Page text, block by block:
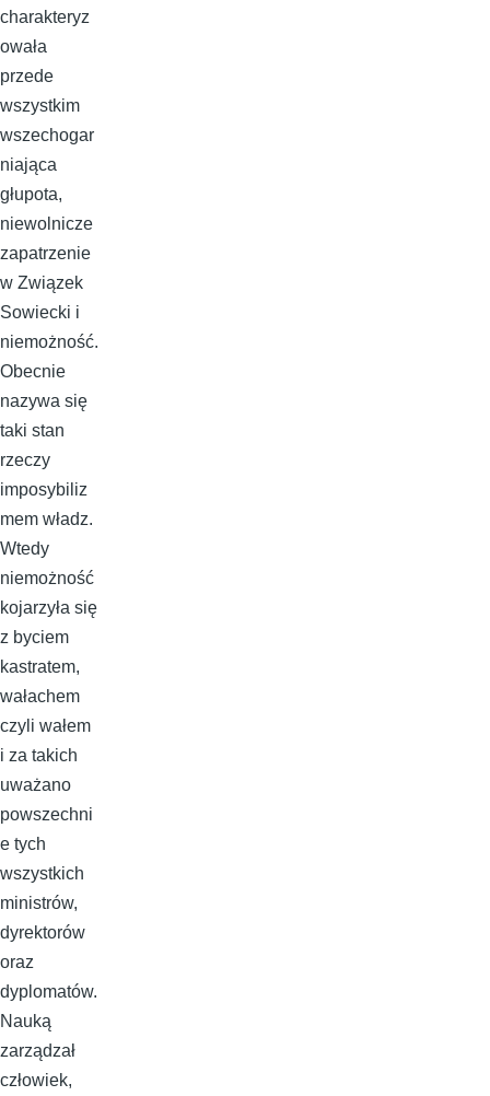
charakteryz
owała
przede
wszystkim
wszechogar
niająca
głupota,
niewolnicze
zapatrzenie
w Związek
Sowiecki i
niemożność.
Obecnie
nazywa się
taki stan
rzeczy
imposybiliz
mem władz.
Wtedy
niemożność
kojarzyła się
z byciem
kastratem,
wałachem
czyli wałem
i za takich
uważano
powszechni
e tych
wszystkich
ministrów,
dyrektorów
oraz
dyplomatów.
Nauką
zarządzał
człowiek,